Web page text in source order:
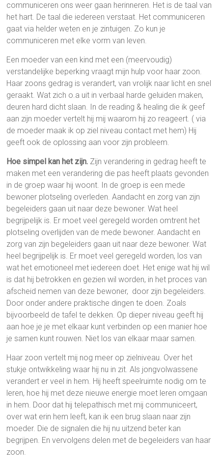
communiceren ons weer gaan herinneren. Het is de taal van
het hart. De taal die iedereen verstaat. Het communiceren
gaat via helder weten en je zintuigen. Zo kun je
communiceren met elke vorm van leven.
Een moeder van een kind met een (meervoudig)
verstandelijke beperking vraagt mijn hulp voor haar zoon.
Haar zoons gedrag is verandert, van vrolijk naar licht en snel
geraakt. Wat zich o.a uit in verbaal harde geluiden maken,
deuren hard dicht slaan. In de reading & healing die ik geef
aan zijn moeder vertelt hij mij waarom hij zo reageert. ( via
de moeder maak ik op ziel niveau contact met hem) Hij
geeft ook de oplossing aan voor zijn probleem.
Hoe simpel kan het zijn. Zijn verandering in gedrag heeft te
maken met een verandering die pas heeft plaats gevonden
in de groep waar hij woont. In de groep is een mede
bewoner plotseling overleden. Aandacht en zorg van zijn
begeleiders gaan uit naar deze bewoner. Wat heel
begrijpelijk is. Er moet veel geregeld worden omtrent het
plotseling overlijden van de mede bewoner. Aandacht en
zorg van zijn begeleiders gaan uit naar deze bewoner. Wat
heel begrijpelijk is. Er moet veel geregeld worden, los van
wat het emotioneel met iedereen doet. Het enige wat hij wil
is dat hij betrokken en gezien wil worden, in het proces van
afscheid nemen van deze bewoner, door zijn begeleiders.
Door onder andere praktische dingen te doen. Zoals
bijvoorbeeld de tafel te dekken. Op dieper niveau geeft hij
aan hoe je je met elkaar kunt verbinden op een manier hoe
je samen kunt rouwen. Niet los van elkaar maar samen.
Haar zoon vertelt mij nog meer op zielniveau. Over het
stukje ontwikkeling waar hij nu in zit. Als jongvolwassene
verandert er veel in hem. Hij heeft speelruimte nodig om te
leren, hoe hij met deze nieuwe energie moet leren omgaan
in hem. Door dat hij telepathisch met mij communiceert,
over wat erin hem leeft, kan ik een brug slaan naar zijn
moeder. Die de signalen die hij nu uitzend beter kan
begrijpen. En vervolgens delen met de begeleiders van haar
zoon.